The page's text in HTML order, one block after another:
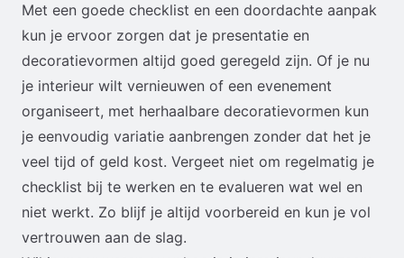
Met een goede checklist en een doordachte aanpak
kun je ervoor zorgen dat je presentatie en
decoratievormen altijd goed geregeld zijn. Of je nu
je interieur wilt vernieuwen of een evenement
organiseert, met herhaalbare decoratievormen kun
je eenvoudig variatie aanbrengen zonder dat het je
veel tijd of geld kost. Vergeet niet om regelmatig je
checklist bij te werken en te evalueren wat wel en
niet werkt. Zo blijf je altijd voorbereid en kun je vol
vertrouwen aan de slag.